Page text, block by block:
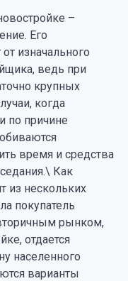
–
Его
изначального
ведь при
крупных
когда
по причине
время и средства
Как
из нескольких
покупатель
рынком,
отдается
населенного
варианты